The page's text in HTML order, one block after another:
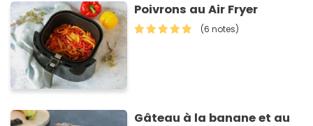
Poivrons au Air Fryer
(6 notes)
Gâteau à la banane et au